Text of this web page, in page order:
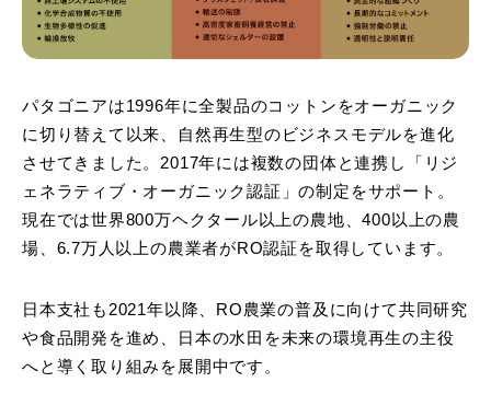
パタゴニアは1996年に全製品のコットンをオーガニック
に切り替えて以来、自然再生型のビジネスモデルを進化
させてきました。2017年には複数の団体と連携し「リジ
ェネラティブ・オーガニック認証」の制定をサポート。
現在では世界800万ヘクタール以上の農地、400以上の農
場、6.7万人以上の農業者がRO認証を取得しています。
日本支社も2021年以降、RO農業の普及に向けて共同研究
や食品開発を進め、日本の水田を未来の環境再生の主役
へと導く取り組みを展開中です。